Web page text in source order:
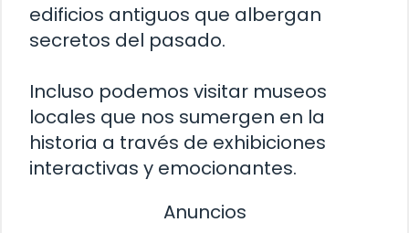
edificios antiguos que albergan
secretos del pasado.
Incluso podemos visitar museos
locales que nos sumergen en la
historia a través de exhibiciones
interactivas y emocionantes.
Anuncios